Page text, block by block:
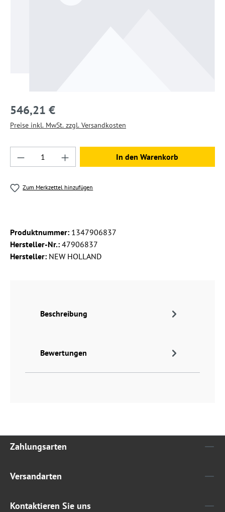
546,21 €
Preise inkl. MwSt. zzgl. Versandkosten
Produkt Anzahl: Gib den gewünschten
In den Warenkorb
Zum Merkzettel hinzufügen
Produktnummer: 1347906837
Hersteller-Nr.: 47906837
Hersteller: NEW HOLLAND
Beschreibung
Bewertungen
Zahlungsarten
Versandarten
Kontaktieren Sie uns